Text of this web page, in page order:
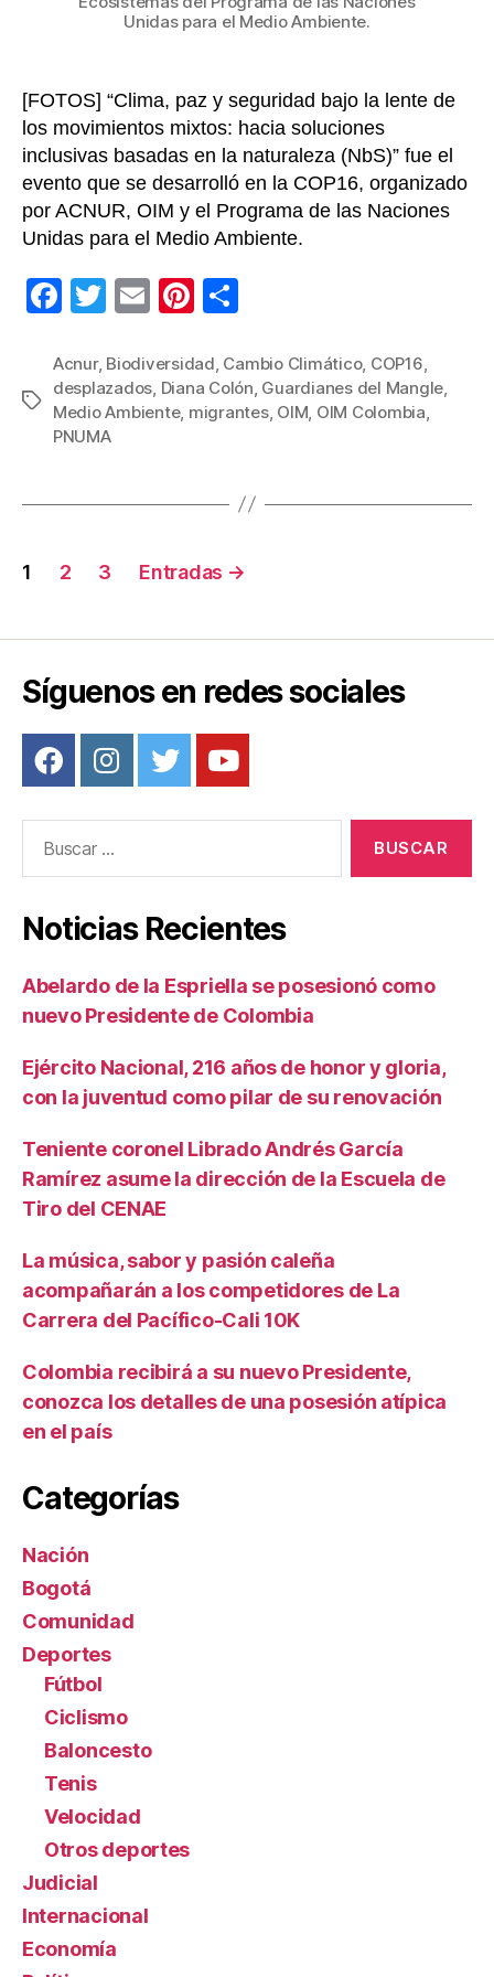
Unidas para el Medio Ambiente.
[FOTOS] “Clima, paz y seguridad bajo la lente de
los movimientos mixtos: hacia soluciones
inclusivas basadas en la naturaleza (NbS)” fue el
evento que se desarrolló en la COP16, organizado
por ACNUR, OIM y el Programa de las Naciones
Unidas para el Medio Ambiente.
F
c
e
b
o
T
tt
er
E
ail
Pi
er
e
m
p
Etiquetas
Acnur, Biodiversidad, Cambio Climático, COP16,
desplazados, Diana Colón, Guardianes del Mangle,
Medio Ambiente, migrantes, OIM, OIM Colombia,
PNUMA
Navegación
entradas
1 2 3 Entradas →
Síguenos en redes sociales
Noticias Recientes
Abelardo de la Espriella se posesionó como
nuevo Presidente de Colombia
Ejército Nacional, 216 años de honor y gloria,
con la juventud como pilar de su renovación
Teniente coronel Librado Andrés García
Ramírez asume la dirección de la Escuela de
Tiro del CENAE
La música, sabor y pasión caleña
acompañarán a los competidores de La
Carrera del Pacífico-Cali 10K
Colombia recibirá a su nuevo Presidente,
conozca los detalles de una posesión atípica
en el país
Categorías
Nación
Bogotá
Comunidad
Deportes
Fútbol
Ciclismo
Baloncesto
Tenis
Velocidad
Otros deportes
Judicial
Internacional
Economía